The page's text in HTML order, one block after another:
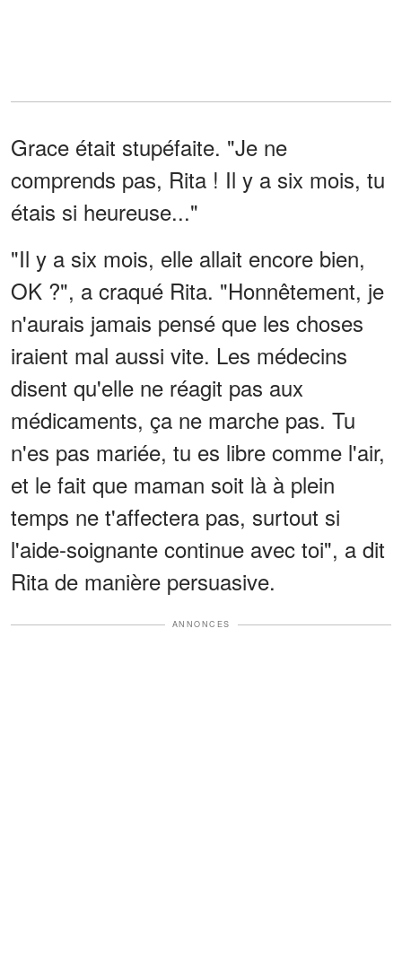
Grace était stupéfaite. "Je ne
comprends pas, Rita ! Il y a six mois, tu
étais si heureuse..."
"Il y a six mois, elle allait encore bien,
OK ?", a craqué Rita. "Honnêtement, je
n'aurais jamais pensé que les choses
iraient mal aussi vite. Les médecins
disent qu'elle ne réagit pas aux
médicaments, ça ne marche pas. Tu
n'es pas mariée, tu es libre comme l'air,
et le fait que maman soit là à plein
temps ne t'affectera pas, surtout si
l'aide-soignante continue avec toi", a dit
Rita de manière persuasive.
ANNONCES